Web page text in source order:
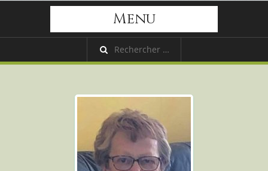
Menu